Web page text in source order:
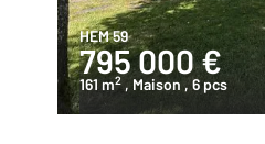
HEM 59
795 000 €
161 m2 , Maison , 6 pcs